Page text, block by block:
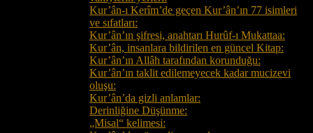
Kur’ân-ı Kerîm’de geçen Kur’ân’ın 77 isimleri
ve sıfatları:
Kur’ân’ın şifresi, anahtarı Hurûf-ı Mukattaa:
Kur’ân, insanlara bildirilen en güncel Kitap:
Kur’ân’ın Allâh tarafından korunduğu:
Kur’ân’ın taklit edilemeyecek kadar mucizevi
oluşu:
Kur’ân’da gizli anlamlar:
Derinliğine Düşünme:
„Misal“ kelimesi: